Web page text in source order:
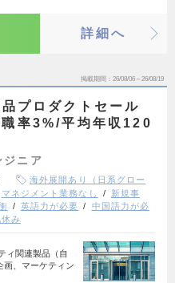
詳細へ
掲載期間 26/08/06～26/08/19
プロダクトセール
率3%/平均年収120
ジニア
海外展開あり（日系グロー
マネジメント業務なし
新規事
英語力が必要
中国語力が必
み
ィ関連製品（自
画、マーケティン